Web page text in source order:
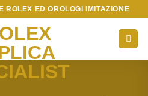
ROLEX ED OROLOGI IMITAZIONE